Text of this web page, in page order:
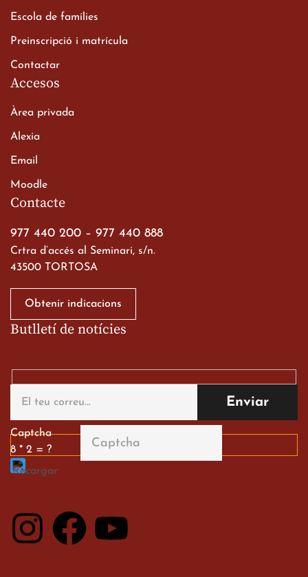
Batxillerat
a les ciutats imperials
alumnes al Tortosa
English Festival
13 de març de 2026
Contacte
977 440 200 – 977 440 888
Crtra d’accés al Seminari, s/n.
43500 TORTOSA
Obtenir indicacions
Escola de famílies
Preinscripció i matrícula
Contactar
Accesos
Àrea privada
Alexia
Email
Moodle
Butlletí de notícies
Captcha
8 * 2 = ?